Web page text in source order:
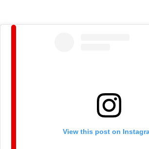
View this post on